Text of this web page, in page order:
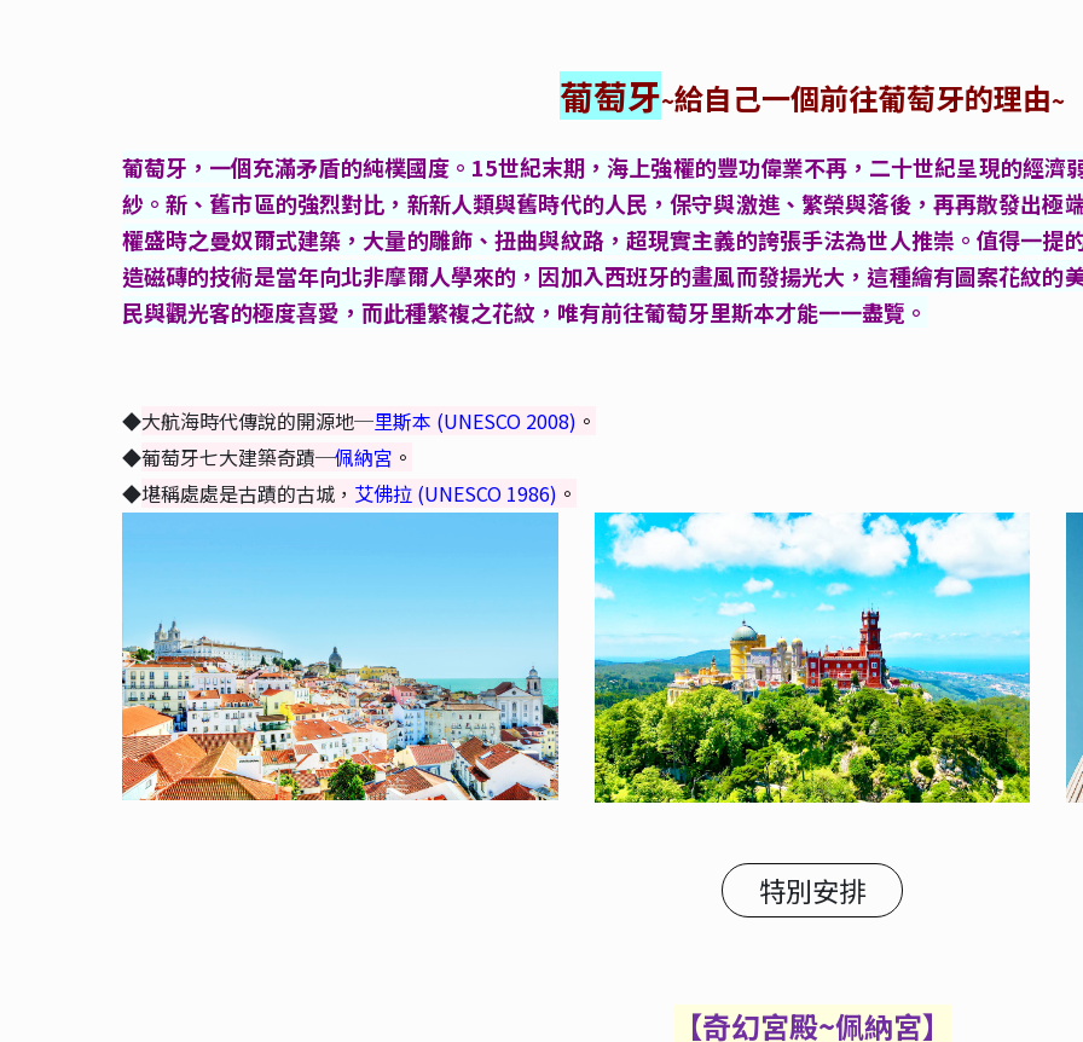
葡萄牙~給自己一個前往葡萄牙的理由~
葡萄牙，一個充滿矛盾的純樸國度。15世紀末期，海上強權的豐功偉業不再，二十世紀呈現的經濟
紗。新、舊市區的強烈對比，新新人類與舊時代的人民，保守與激進、繁榮與落後，再再散發出極
權盛時之曼奴爾式建築，大量的雕飾、扭曲與紋路，超現實主義的誇張手法為世人推崇。值得一提
造磁磚的技術是當年向北非摩爾人學來的，因加入西班牙的畫風而發揚光大，這種繪有圖案花紋的
民與觀光客的極度喜愛，而此種繁複之花紋，唯有前往葡萄牙里斯本才能一一盡覽。
◆大航海時代傳說的開源地─里斯本 (UNESCO 2008) 。
◆葡萄牙七大建築奇蹟─佩納宮 。
◆堪稱處處是古蹟的古城， 艾佛拉 (UNESCO 1986) 。
特別安排
【奇幻宮殿~佩納宮】